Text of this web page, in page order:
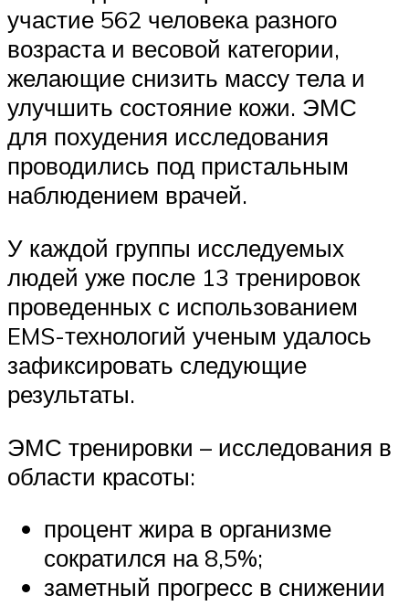
участие 562 человека разного
возраста и весовой категории,
желающие снизить массу тела и
улучшить состояние кожи. ЭМС
для похудения исследования
проводились под пристальным
наблюдением врачей.
У каждой группы исследуемых
людей уже после 13 тренировок
проведенных с использованием
EMS-технологий ученым удалось
зафиксировать следующие
результаты.
ЭМС тренировки – исследования в
области красоты:
процент жира в организме
сократился на 8,5%;
заметный прогресс в снижении